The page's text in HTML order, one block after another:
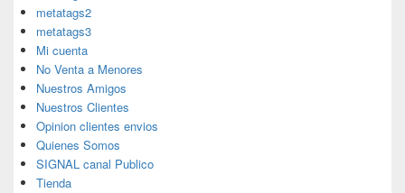
metatags2
metatags3
Mi cuenta
No Venta a Menores
Nuestros Amigos
Nuestros Clientes
Opinion clientes envios
Quienes Somos
SIGNAL canal Publico
Tienda